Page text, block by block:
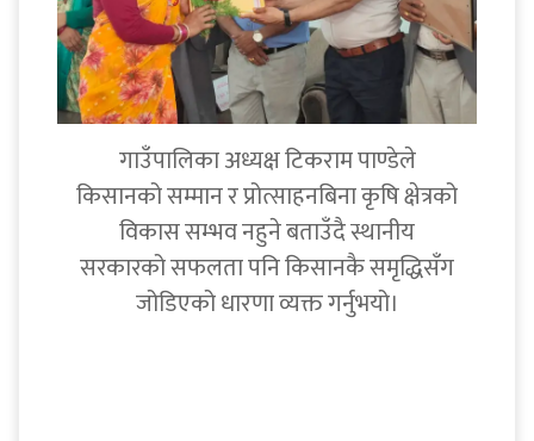
गाउँपालिका अध्यक्ष टिकराम पाण्डेले
किसानको सम्मान र प्रोत्साहनबिना कृषि क्षेत्रको
विकास सम्भव नहुने बताउँदै स्थानीय
सरकारको सफलता पनि किसानकै समृद्धिसँग
जोडिएको धारणा व्यक्त गर्नुभयो।